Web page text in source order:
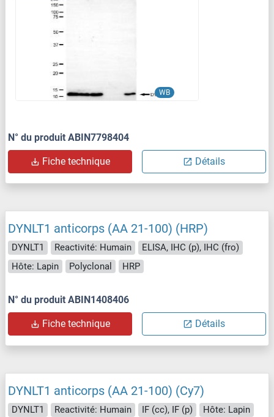
WB
N° du produit ABIN7798404
Fiche technique Détails
DYNLT1 anticorps (AA 21-100) (HRP)
DYNLT1 Reactivité: Humain
ELISA, IHC (p), IHC (fro)
Hôte: Lapin
Polyclonal HRP
N° du produit ABIN1408406
Fiche technique Détails
DYNLT1 anticorps (AA 21-100) (Cy7)
DYNLT1 Reactivité: Humain IF (cc), IF (p)
Hôte: Lapin